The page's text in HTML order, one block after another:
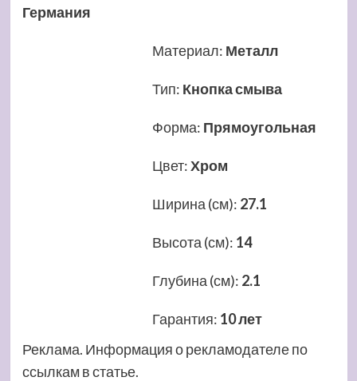
Германия
Материал: Металл
Тип: Кнопка смыва
Форма: Прямоугольная
Цвет:Хром
Ширина (см): 27.1
Высота (см): 14
Глубина (см): 2.1
Гарантия: 10 лет
Реклама. Информация о рекламодателе по
ссылкам в статье.